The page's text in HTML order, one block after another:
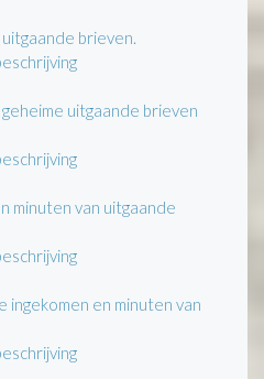
brieven.
uitgaande brieven
minuten van uitgaande
ingekomen en minuten van